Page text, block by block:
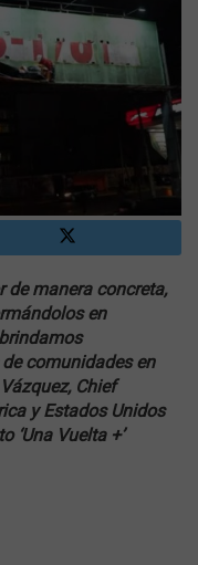
de manera concreta,
en
comunidades en
Chief
y Estados Unidos
‘Una Vuelta +’